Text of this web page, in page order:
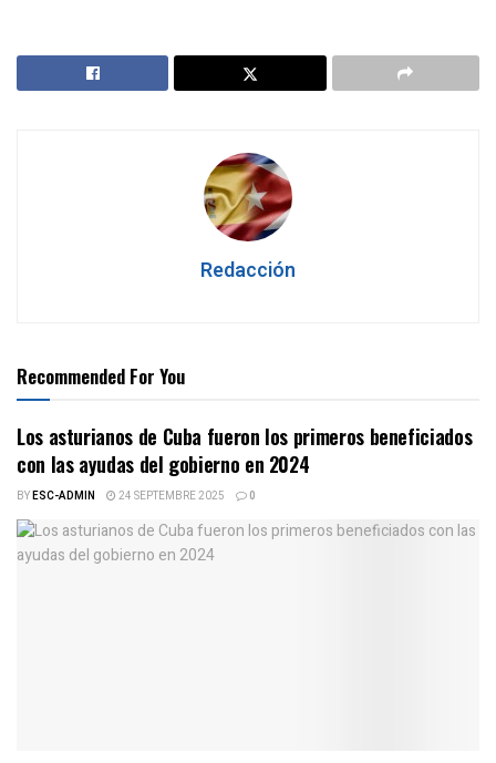
Redacción
Recommended For You
Los asturianos de Cuba fueron los primeros beneficiados
con las ayudas del gobierno en 2024
BYESC-ADMIN 24 SEPTEMBRE 2025 0